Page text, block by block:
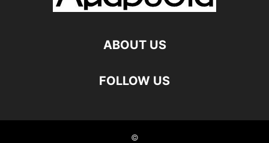
ABOUT US
FOLLOW US
©